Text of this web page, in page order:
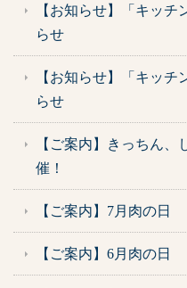
【お知らせ】「キッ
らせ
【お知らせ】「キッ
らせ
【ご案内】きっちん
催！
【ご案内】7月肉の日
【ご案内】6月肉の日